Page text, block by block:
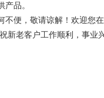
产品。
不便，敬请谅解！欢迎您
新老客户工作顺利，事业